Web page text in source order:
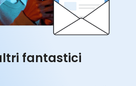
fantastici